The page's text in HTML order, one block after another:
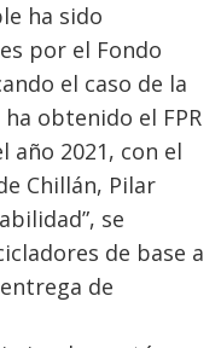
ha sido
por el Fondo
el caso de la
obtenido el FPR
año 2021, con el
Chillán, Pilar
se
de base a
de